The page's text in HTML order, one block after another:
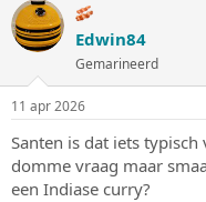
r
d
e
i
n
g
e
n
:
Edwin84
Gemarineerd
11 apr 2026
Santen is dat iets
domme vraag maar
een Indiase curry?